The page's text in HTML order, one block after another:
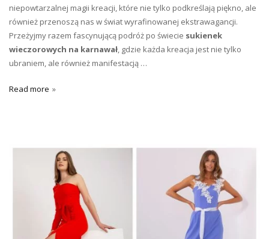
niepowtarzalnej magii kreacji, które nie tylko podkreślają piękno, ale
również przenoszą nas w świat wyrafinowanej ekstrawagancji.
Przeżyjmy razem fascynującą podróż po świecie sukienek
wieczorowych na karnawał, gdzie każda kreacja jest nie tylko
ubraniem, ale również manifestacją …
Read more